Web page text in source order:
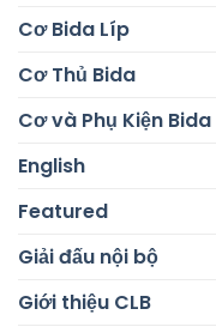
Cơ Bida Líp
Cơ Thủ Bida
Cơ và Phụ Kiện Bida
English
Featured
Giải đấu nội bộ
Giới thiệu CLB